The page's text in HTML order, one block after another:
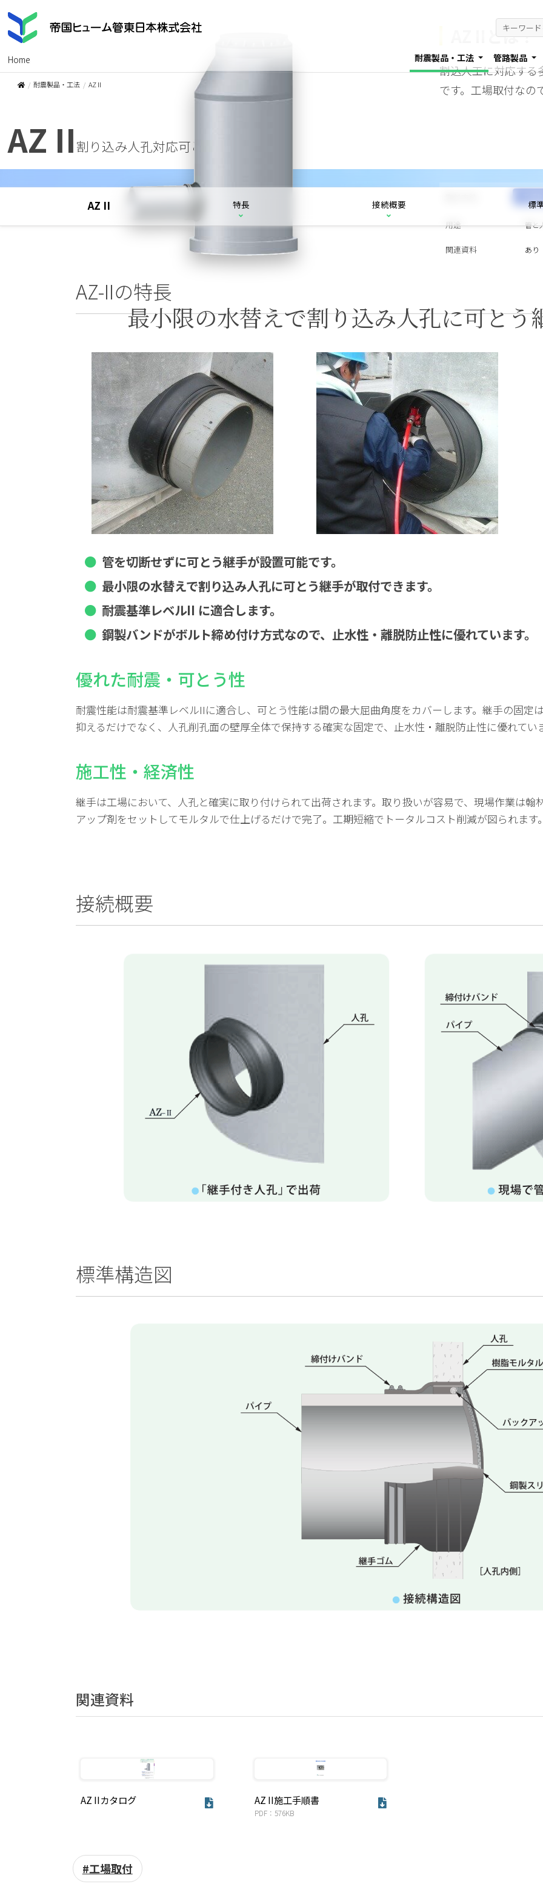
Home 耐震製品・工法 管路製品
耐震製品・工法 AZ II
AZ II 割り込み人孔対応可とう継手
AZ IIとは？
割込人工に対応する
です。工場取付なの
用途 管と
関連資料 あり
最小限の水替えで割り込み人孔に可とう
AZ II 特長 接続概要 標
AZ-IIの特長
管を切断せずに可とう継手が設置可能です。
最小限の水替えで割り込み人孔に可とう継手が取付できます。
耐震基準レベルII に適合します。
鋼製バンドがボルト締め付け方式なので、止水性・離脱防止性に優れています。
優れた耐震・可とう性
耐震性能は耐震基準レベルIIに適合し、可とう性能は間の最大屈曲角度をカバーします。継手の固定
抑えるだけでなく、人孔削孔面の壁厚全体で保持する確実な固定で、止水性・離脱防止性に優れてい
施工性・経済性
継手は工場において、人孔と確実に取り付けられて出荷されます。取り扱いが容易で、現場作業は
アップ剤をセットしてモルタルで仕上げるだけで完了。工期短縮でトータルコスト削減が図られます
接続概要
標準構造図
関連資料
AZ IIカタログ AZ II施工手順書
PDF：576KB
#工場取付